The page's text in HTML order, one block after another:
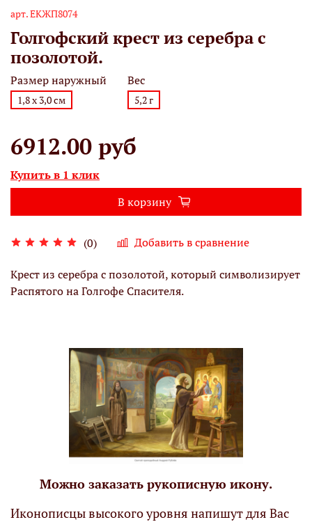
арт.ЕКЖП8074
Голгофский крест из серебра с
позолотой.
(0) Добавить в сравнение
Размер наружный
1,8 х 3,0 см
Вес
5,2 г
6912.00 руб
Купить в 1 клик
В корзину
Крест из серебра с позолотой, который символизирует
Распятого на Голгофе Спасителя.
Можно заказать рукописную икону.
Иконописцы высокого уровня напишут для Вас